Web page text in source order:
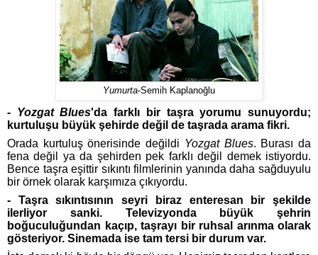
Yumurta-Semih Kaplanoğlu
- Yozgat Blues'da farklı bir taşra yorumu sunuyordu;
kurtuluşu büyük şehirde değil de taşrada arama fikri.
Orada kurtuluş önerisinde değildi Yozgat Blues. Burası da
fena değil ya da şehirden pek farklı değil demek istiyordu.
Bence taşra eşittir sıkıntı filmlerinin yanında daha sağduyulu
bir örnek olarak karşımıza çıkıyordu.
- Taşra sıkıntısının seyri biraz enteresan bir şekilde
ilerliyor sanki. Televizyonda büyük şehrin
boğuculuğundan kaçıp, taşrayı bir ruhsal arınma olarak
gösteriyor. Sinemada ise tam tersi bir durum var.